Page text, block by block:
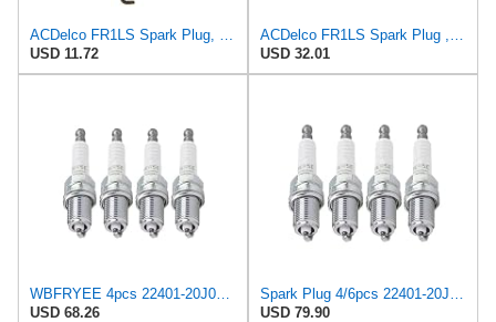
USD 11.72
USD 32.01
WBFRYEE 4pcs 22401-20J05 BKR5E Normal Spark Compatible with Nissan Altima Sentra 100 NX 240 SX 14mm
USD 68.26
USD 79.90